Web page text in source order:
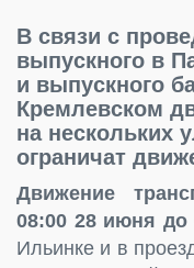
В связи с
выпускного в
и выпускного
Кремлевском
на нескольких
ограничат
Движение
08:00 28 июня до
Ильинке и в